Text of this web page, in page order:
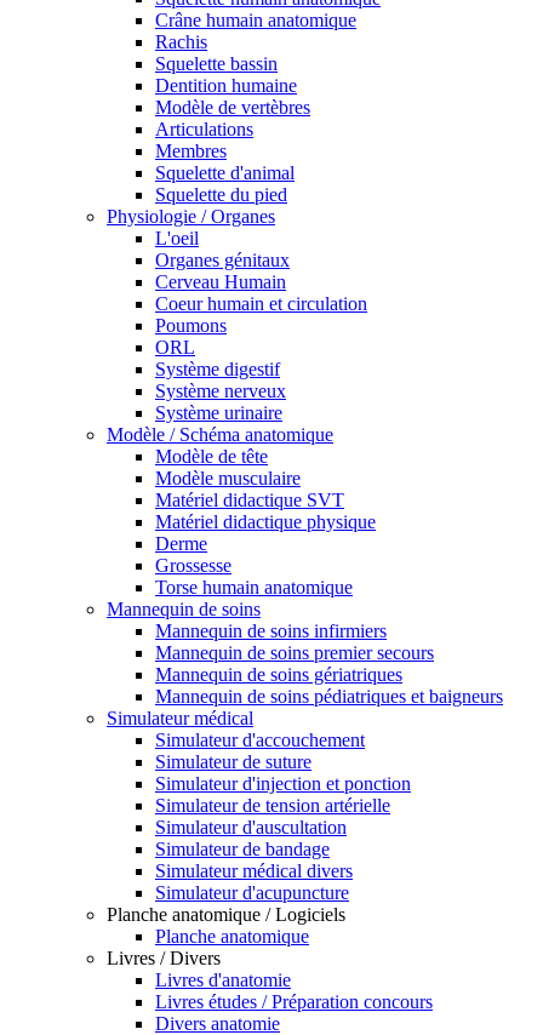
Crâne humain anatomique
Rachis
Squelette bassin
Dentition humaine
Modèle de vertèbres
Articulations
Membres
Squelette d'animal
Squelette du pied
Physiologie / Organes
L'oeil
Organes génitaux
Cerveau Humain
Coeur humain et circulation
Poumons
ORL
Système digestif
Système nerveux
Système urinaire
Modèle / Schéma anatomique
Modèle de tête
Modèle musculaire
Matériel didactique SVT
Matériel didactique physique
Derme
Grossesse
Torse humain anatomique
Mannequin de soins
Mannequin de soins infirmiers
Mannequin de soins premier secours
Mannequin de soins gériatriques
Mannequin de soins pédiatriques et baigneurs
Simulateur médical
Simulateur d'accouchement
Simulateur de suture
Simulateur d'injection et ponction
Simulateur de tension artérielle
Simulateur d'auscultation
Simulateur de bandage
Simulateur médical divers
Simulateur d'acupuncture
Planche anatomique / Logiciels
Planche anatomique
Livres / Divers
Livres d'anatomie
Livres études / Préparation concours
Divers anatomie